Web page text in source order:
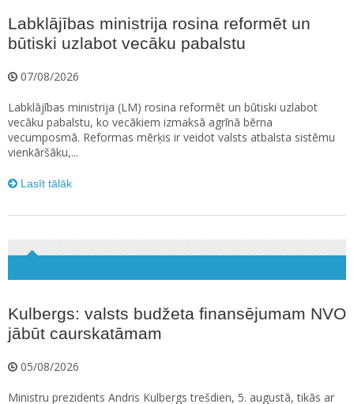
Labklājības ministrija rosina reformēt un
būtiski uzlabot vecāku pabalstu
07/08/2026
Labklājības ministrija (LM) rosina reformēt un būtiski uzlabot
vecāku pabalstu, ko vecākiem izmaksā agrīnā bērna
vecumposmā. Reformas mērķis ir veidot valsts atbalsta sistēmu
vienkāršāku,...
Lasīt tālāk
Kulbergs: valsts budžeta finansējumam NVO
jābūt caurskatāmam
05/08/2026
Ministru prezidents Andris Kulbergs trešdien, 5. augustā, tikās ar